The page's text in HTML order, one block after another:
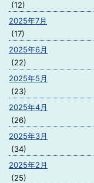
(12)
2025年7月
(17)
2025年6月
(22)
2025年5月
(23)
2025年4月
(26)
2025年3月
(34)
2025年2月
(25)